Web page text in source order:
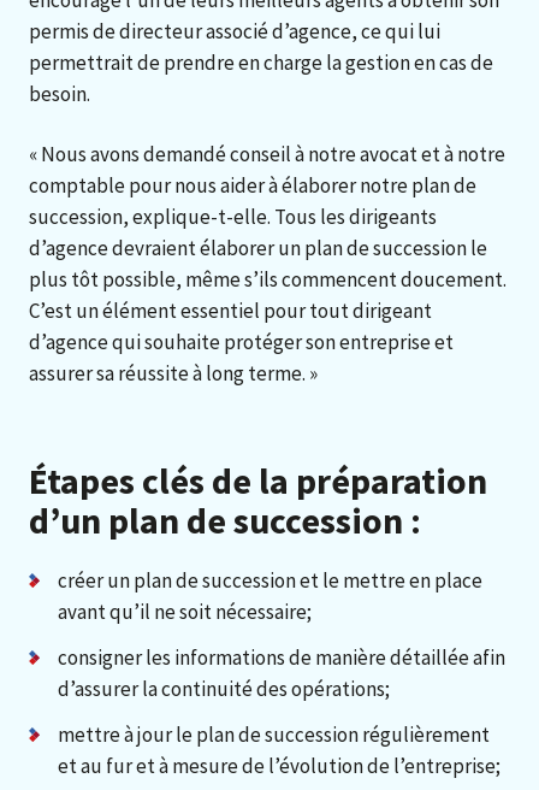
permis de directeur associé d’agence, ce qui lui
permettrait de prendre en charge la gestion en cas de
besoin.
« Nous avons demandé conseil à notre avocat et à notre
comptable pour nous aider à élaborer notre plan de
succession, explique-t-elle. Tous les dirigeants
d’agence devraient élaborer un plan de succession le
plus tôt possible, même s’ils commencent doucement.
C’est un élément essentiel pour tout dirigeant
d’agence qui souhaite protéger son entreprise et
assurer sa réussite à long terme. »
Étapes clés de la préparation
d’un plan de succession :
créer un plan de succession et le mettre en place
avant qu’il ne soit nécessaire;
consigner les informations de manière détaillée afin
d’assurer la continuité des opérations;
mettre à jour le plan de succession régulièrement
et au fur et à mesure de l’évolution de l’entreprise;